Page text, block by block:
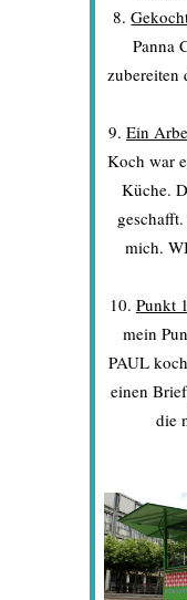
Panna
zubereiten
Ein
Koch war
Küche.
mich.
Punkt
mein
PAUL
einen
die